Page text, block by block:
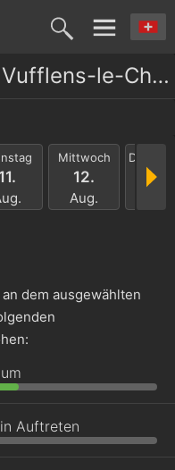
Gesundheitswetter | Vufflens-le-Château
11.
Mittwoch
12.
Aug.
13.
dem ausgewählten
Auftreten